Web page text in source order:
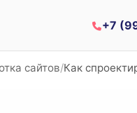
+7
сайтов Как